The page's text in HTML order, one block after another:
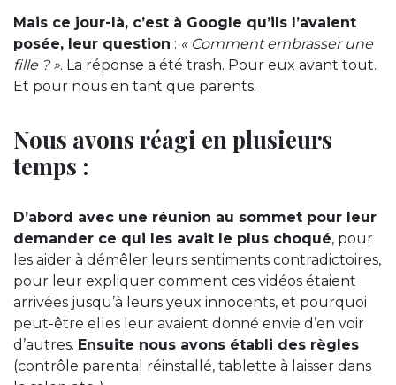
Mais ce jour-là, c’est à Google qu’ils l’avaient
posée, leur question : « Comment embrasser une
fille ? ». La réponse a été trash. Pour eux avant tout.
Et pour nous en tant que parents.
Nous avons réagi en plusieurs
temps :
D’abord avec une réunion au sommet pour leur
demander ce qui les avait le plus choqué, pour
les aider à démêler leurs sentiments contradictoires,
pour leur expliquer comment ces vidéos étaient
arrivées jusqu’à leurs yeux innocents, et pourquoi
peut-être elles leur avaient donné envie d’en voir
d’autres. Ensuite nous avons établi des règles
(contrôle parental réinstallé, tablette à laisser dans